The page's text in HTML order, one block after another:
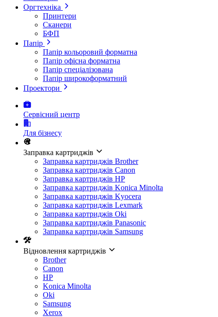
Оргтехніка
Принтери
Сканери
БФП
Папір
Папір кольоровий форматна
Папір офісна форматна
Папір спеціалізована
Папір широкоформатний
Проектори
Сервісний центр
Для бізнесу
Заправка картриджів
Заправка картриджів Brother
Заправка картриджів Canon
Заправка картриджів HP
Заправка картриджів Konica Minolta
Заправка картриджів Kyocera
Заправка картриджів Lexmark
Заправка картриджів Oki
Заправка картриджів Panasonic
Заправка картриджів Samsung
Відновлення картриджів
Brother
Canon
HP
Konica Minolta
Oki
Samsung
Xerox